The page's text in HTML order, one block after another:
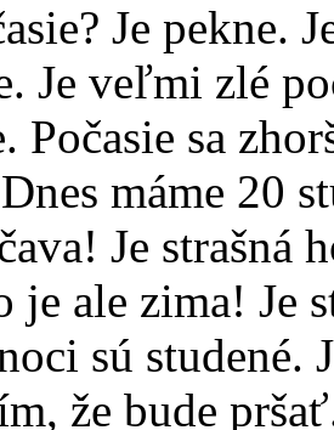
Je pekne.
Je veľmi zlé
Počasie sa
máme 20
Je strašná
je ale zima! Je
sú studené.
že bude